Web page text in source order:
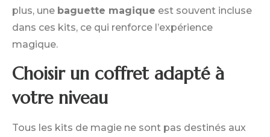
plus, une baguette magique est souvent incluse
dans ces kits, ce qui renforce l’expérience
magique.
Choisir un coffret adapté à
votre niveau
Tous les kits de magie ne sont pas destinés aux